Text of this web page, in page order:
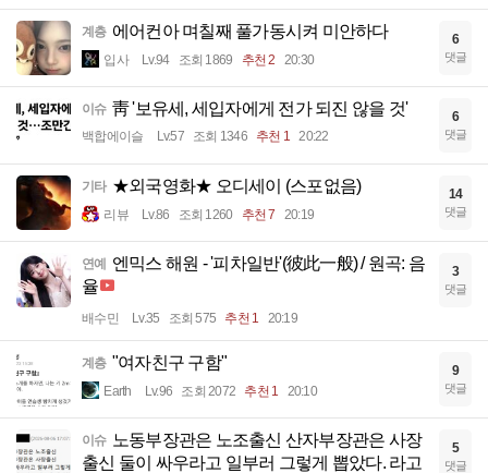
계층 에어컨아 며칠째 풀가동시켜 미안하다
입사 Lv.94 조회 1869 추천 2 20:30
6
댓글
이슈 靑 '보유세, 세입자에게 전가 되진 않을 것'
백합에이슬 Lv.57 조회 1346 추천 1 20:22
6
댓글
기타 ★외국영화★ 오디세이 (스포없음)
리뷰 Lv.86 조회 1260 추천 7 20:19
14
댓글
연예 엔믹스 해원 - '피차일반'(彼此一般) / 원곡: 음
율
배수민 Lv.35 조회 575 추천 1 20:19
3
댓글
계층 "여자친구 구함"
Earth Lv.96 조회 2072 추천 1 20:10
9
댓글
이슈 노동부장관은 노조출신 산자부장관은 사장
출신 둘이 싸우라고 일부러 그렇게 뽑았다. 라고
5
댓글